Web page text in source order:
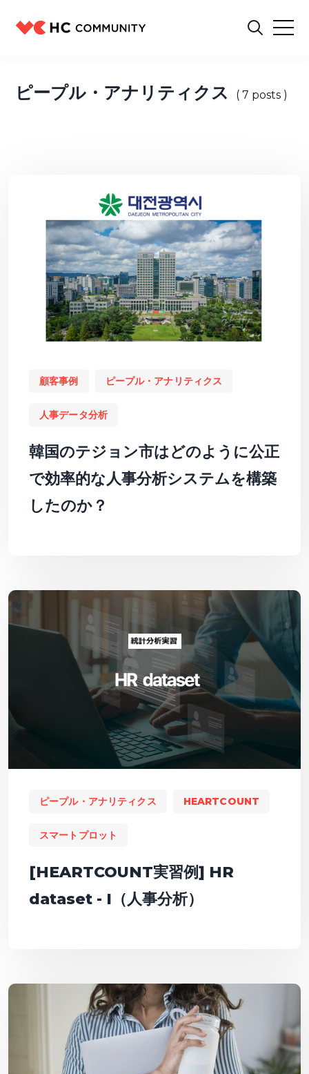
ピープル・アナリティクス ( 7 posts )
顧客事例 ピープル・アナリティクス
人事データ分析
韓国のテジョン市はどのように公正
で効率的な人事分析システムを構築
したのか？
ピープル・アナリティクス HEARTCOUNT
スマートプロット
[HEARTCOUNT実習例] HR
dataset - I（人事分析）